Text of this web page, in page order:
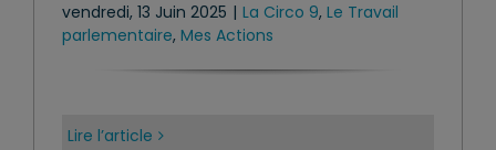
vendredi, 13 Juin 2025 | La Circo 9, Le Travail
parlementaire, Mes Actions
Lire l’article